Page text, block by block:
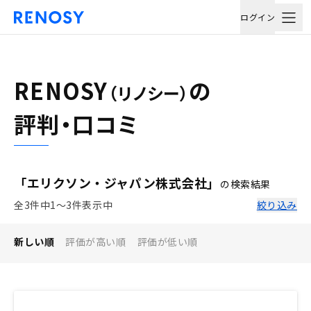
ログイン
RENOSY （リノシー） の
評判・口コミ
「エリクソン・ジャパン株式会社」
の検索結果
全3件中1〜3件表示中
絞り込み
新しい順 評価が高い順 評価が低い順